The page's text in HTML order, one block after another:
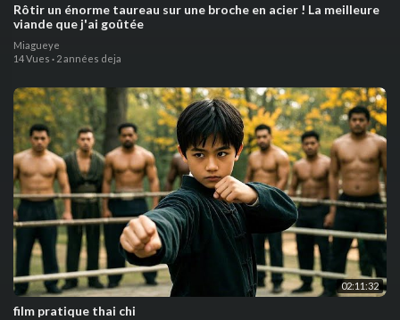
Rôtir un énorme taureau sur une broche en acier ! La meilleure
viande que j'ai goûtée
Miagueye
14 Vues · 2 années deja
02:11:32
film pratique thai chi